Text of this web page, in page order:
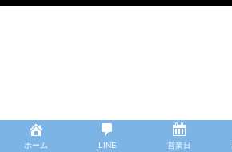
ホーム LINE 営業日